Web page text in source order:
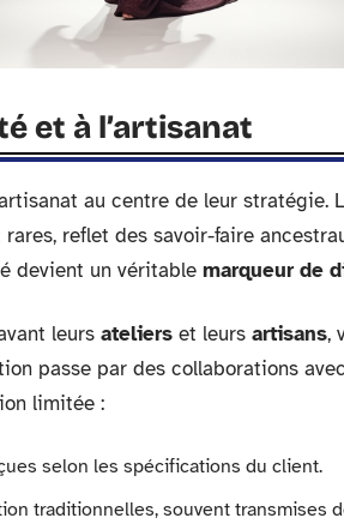
et à l’artisanat
au centre de leur stratégie.
rares, reflet des savoir-faire
devient un véritable marqueur de
leurs ateliers et leurs artisans,
passe par des collaborations
limitée :
selon les spécifications du client.
traditionnelles, souvent transmises